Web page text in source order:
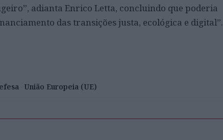
adianta Enrico Letta, concluindo que poderia
das transições justa, ecológica e digital”.
União Europeia (UE)